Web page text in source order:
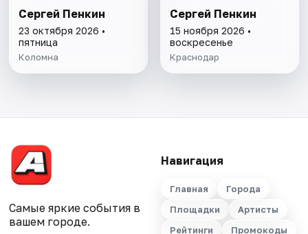
Сергей Пенкин
23 октября 2026 •
пятница
Коломна
Сергей Пенкин
15 ноября 2026 •
воскресенье
Краснодар
Самые яркие события в
вашем городе.
Навигация
Главная
Города
Площадки
Артисты
Рейтинги
Промокоды